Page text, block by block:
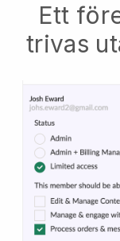
Ett
trivas